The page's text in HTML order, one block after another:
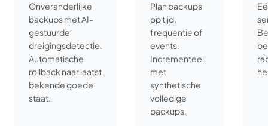
Onveranderlijke
backups met AI-
gestuurde
dreigingsdetectie.
Automatische
rollback naar laatst
bekende goede
staat.
Plan backups
op tijd,
frequentie of
events.
Incrementeel
met
synthetische
volledige
backups.